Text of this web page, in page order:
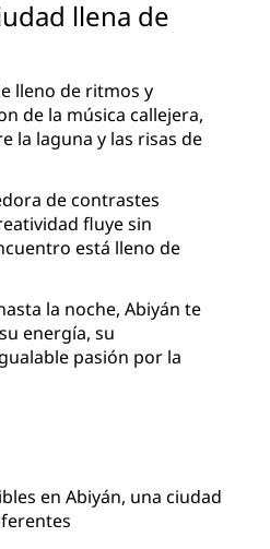
llena de
lleno de ritmos y
de la música callejera,
la laguna y las risas de
de contrastes
fluye sin
está lleno de
la noche, Abiyán te
energía, su
pasión por la
en Abiyán, una ciudad